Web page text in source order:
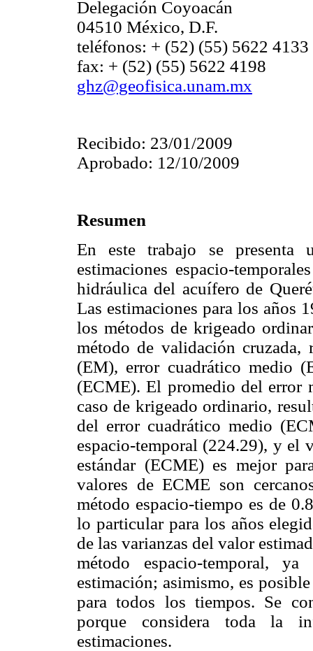
Delegación Coyoacán
04510 México, D.F.
teléfonos: + (52) (55) 5622
fax: + (52) (55) 5622 4198
ghz@geofisica.unam.mx
Recibido: 23/01/2009
Aprobado: 12/10/2009
Resumen
En este trabajo se presenta
estimaciones espacio-
hidráulica del acuífero de
Las estimaciones para los años
los métodos de krigeado
método de validación cruzada,
(EM), error cuadrático medio
(ECME). El promedio del error
caso de krigeado ordinario,
del error cuadrático medio
espacio-temporal (224.29), y el
estándar (ECME) es mejor
valores de ECME son
método espacio-tiempo es de
lo particular para los años
de las varianzas del valor
método espacio-temporal,
estimación; asimismo, es
para todos los tiempos. Se
porque considera toda la
estimaciones.